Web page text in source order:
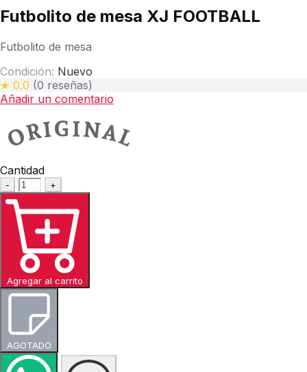
Futbolito de mesa XJ FOOTBALL
Futbolito de mesa
Condición: Nuevo
★ 0.0 (0 reseñas)
Añadir un comentario
Cantidad
- +
Agregar al carrito
AGOTADO